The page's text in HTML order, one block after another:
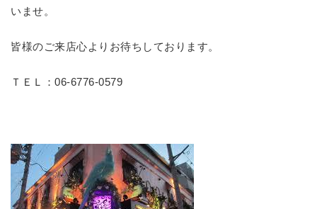
いませ。
皆様のご来店心よりお待ちしております。
ＴＥＬ：06-6776-0579